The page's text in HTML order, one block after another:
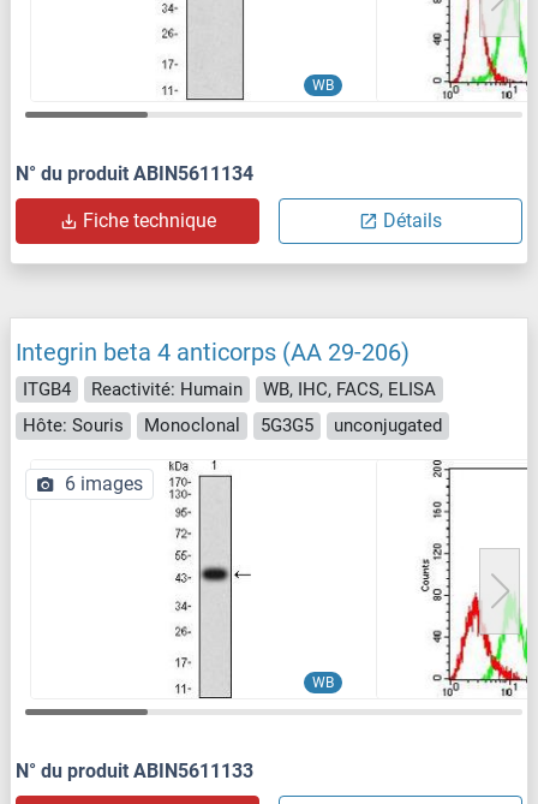
WB
N° du produit ABIN5611134
Fiche technique Détails
Integrin beta 4 anticorps (AA 29-206)
ITGB4 Reactivité: Humain
WB, IHC, FACS, ELISA
Hôte: Souris
Monoclonal 5G3G5 unconjugated
WB
6 images
N° du produit ABIN5611133